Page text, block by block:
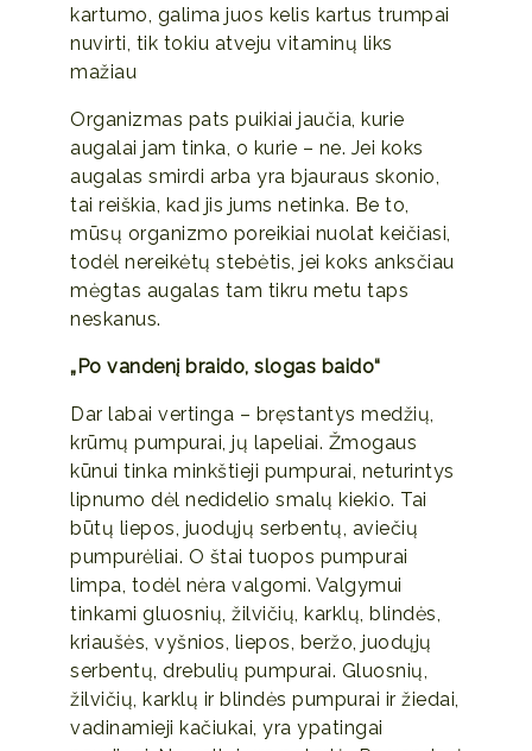
kartumo, galima juos kelis kartus trumpai
nuvirti, tik tokiu atveju vitaminų liks
mažiau
Organizmas pats puikiai jaučia, kurie
augalai jam tinka, o kurie – ne. Jei koks
augalas smirdi arba yra bjauraus skonio,
tai reiškia, kad jis jums netinka. Be to,
mūsų organizmo poreikiai nuolat keičiasi,
todėl nereikėtų stebėtis, jei koks anksčiau
mėgtas augalas tam tikru metu taps
neskanus.
„Po vandenį braido, slogas baido“
Dar labai vertinga – bręstantys medžių,
krūmų pumpurai, jų lapeliai. Žmogaus
kūnui tinka minkštieji pumpurai, neturintys
lipnumo dėl nedidelio smalų kiekio. Tai
būtų liepos, juodųjų serbentų, aviečių
pumpurėliai. O štai tuopos pumpurai
limpa, todėl nėra valgomi. Valgymui
tinkami gluosnių, žilvičių, karklų, blindės,
kriaušės, vyšnios, liepos, beržo, juodųjų
serbentų, drebulių pumpurai. Gluosnių,
žilvičių, karklų ir blindės pumpurai ir žiedai,
vadinamieji kačiukai, yra ypatingai